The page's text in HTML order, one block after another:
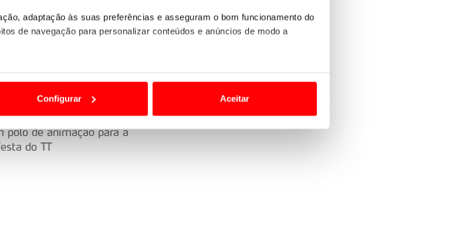
adaptação às suas preferências e asseguram o bom funcionamento do
de navegação para personalizar conteúdos e anúncios de modo a
digital, personalizar conteúdos e anúncios, para lhe proporcionar
analisar dados de navegação no nosso website.
Configurar Aceitar
DE RESISTÊNCIA PARA
polo de animação para a
festa do TT